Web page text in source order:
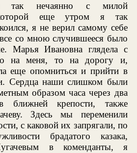
так нечаянно с милой
еще утром я так
я не верил самому себе
со мною случившееся было
Марья Ивановна глядела с
на меня, то на дорогу и,
еще опомниться и прийти в
Сердца наши слишком были
образом часа через два
ближней крепости, также
Здесь мы переменили
с каковой их запрягали, по
брадатого казака,
в коменданты, я